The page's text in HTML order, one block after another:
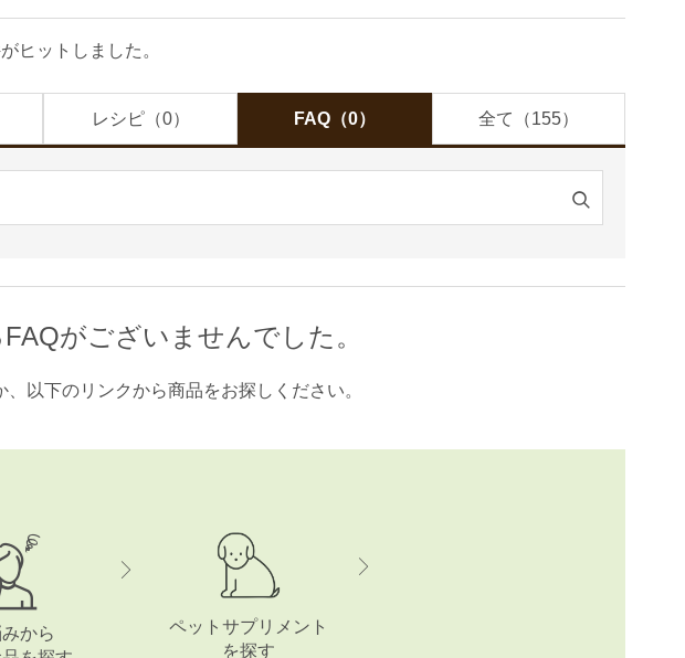
ヒットしました。
レシピ（0） FAQ（0） 全て（155）
る
がございませんでした。
以下のリンクから商品をお探しください。
から
ペットサプリメント
を探す